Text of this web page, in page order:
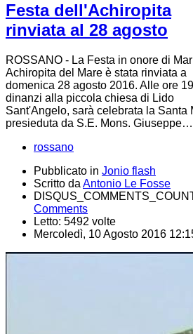
Festa dell'Achiropita
rinviata al 28 agosto
ROSSANO - La Festa in onore di
Achiropita del Mare è stata rinviata a
domenica 28 agosto 2016. Alle ore
dinanzi alla piccola chiesa di Lido
Sant'Angelo, sarà celebrata la Santa
presieduta da S.E. Mons. Giuseppe…
rossano
Pubblicato in Jonio flash
Scritto da Antonio Le Fosse
Comments
Letto: 5492 volte
Mercoledì, 10 Agosto 2016